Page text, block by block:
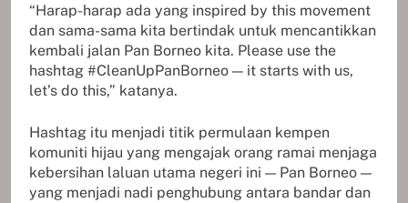
“Harap-harap ada yang inspired by this movement
dan sama-sama kita bertindak untuk mencantikkan
kembali jalan Pan Borneo kita. Please use the
hashtag #CleanUpPanBorneo — it starts with us,
let’s do this,” katanya.
Hashtag itu menjadi titik permulaan kempen
komuniti hijau yang mengajak orang ramai menjaga
kebersihan laluan utama negeri ini — Pan Borneo —
yang menjadi nadi penghubung antara bandar dan